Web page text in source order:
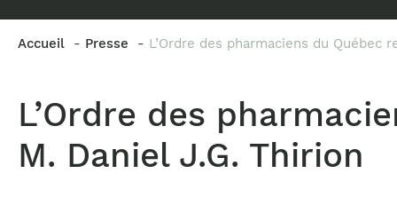
Vos questions :
Retour à la pratique
Commande de matériel
Accueil Presse L’Ordre des pharmaciens du Québec
L’Ordre des
M. Daniel J.G. Thirion